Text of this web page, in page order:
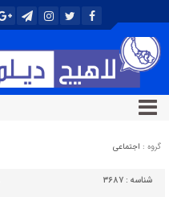
گروه : اجتماعی
شناسه : ۳۶۸۷